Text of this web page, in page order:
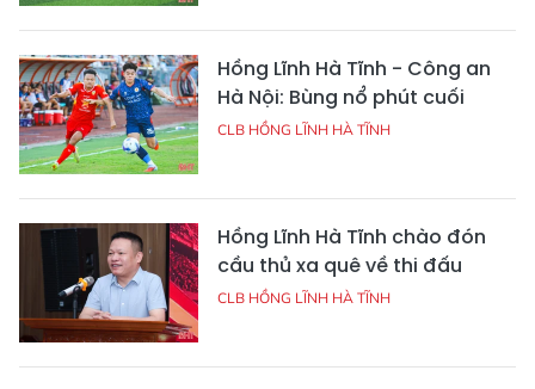
Hồng Lĩnh Hà Tĩnh - Công an
Hà Nội: Bùng nổ phút cuối
CLB HỒNG LĨNH HÀ TĨNH
Hồng Lĩnh Hà Tĩnh chào đón
cầu thủ xa quê về thi đấu
CLB HỒNG LĨNH HÀ TĨNH